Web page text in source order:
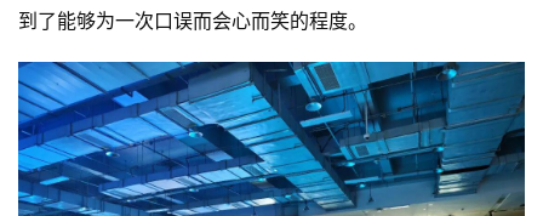
首
到了能够为一次口误而会心而笑的程度。